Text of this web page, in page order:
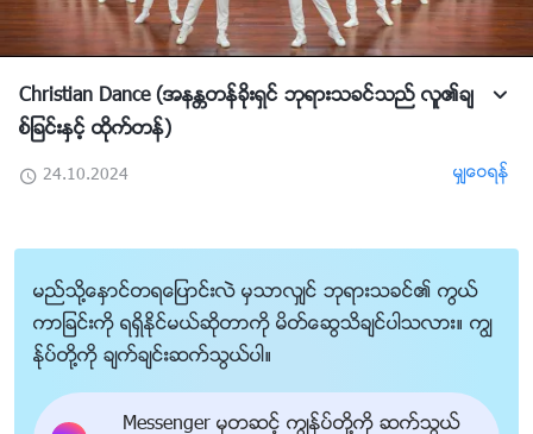
Christian Dance (အနႏၲတန္ခိုးရွင္ ဘုရားသခင္သည္ လူ၏ခ်
စ္ျခင္းႏွင့္ ထိုက္တန္)
24.10.2024 မွ်ေဝရန္
မည္သို႔ေႏွာင္တရေျပာင္းလဲ မွသာလွ်င္ ဘုရားသခင္၏ ကြယ္
ကာျခင္းကို ရရွိႏိုင္မယ္ဆိုတာကို မိတ္ေဆြသိခ်င္ပါသလား။ ကြၽ
န္ုပ္တို႔ကို ခ်က္ခ်င္းဆက္သြယ္ပါ။
Messenger မွတဆင့္ ကြၽန္ုပ္တို႔ကို ဆက္သြယ္